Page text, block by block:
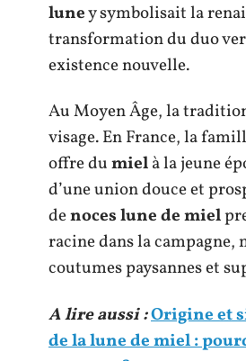
luney symbolisait la
transformation du duo
existence nouvelle.
Au Moyen Âge, la
visage. En France, la
offre dumielà la jeune
d’une union douce et
denoces lune de miel
racine dans la campagne,
coutumes paysannes et
A lire aussi :Origine et
de la lune de miel :